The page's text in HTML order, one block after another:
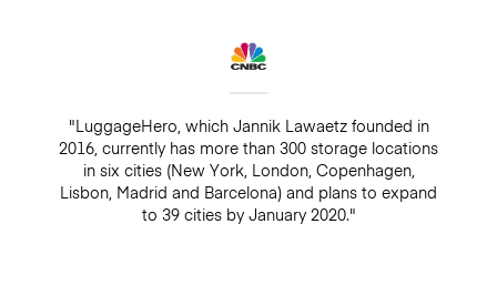
"LuggageHero, which Jannik Lawaetz founded in
2016, currently has more than 300 storage locations
in six cities (New York, London, Copenhagen,
Lisbon, Madrid and Barcelona) and plans to expand
to 39 cities by January 2020."